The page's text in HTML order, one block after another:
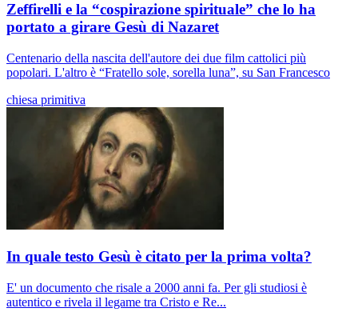
Zeffirelli e la “cospirazione spirituale” che lo ha
portato a girare Gesù di Nazaret
Centenario della nascita dell'autore dei due film cattolici più
popolari. L'altro è “Fratello sole, sorella luna”, su San Francesco
chiesa primitiva
In quale testo Gesù è citato per la prima volta?
E' un documento che risale a 2000 anni fa. Per gli studiosi è
autentico e rivela il legame tra Cristo e Re...